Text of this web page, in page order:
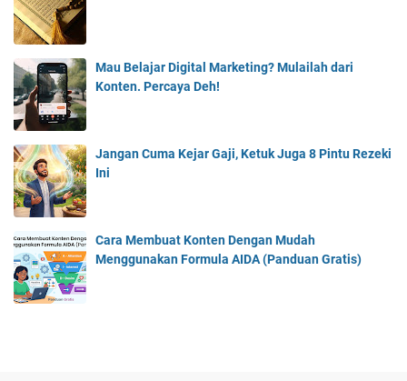
Mau Belajar Digital Marketing? Mulailah dari
Konten. Percaya Deh!
Jangan Cuma Kejar Gaji, Ketuk Juga 8 Pintu Rezeki
Ini
Cara Membuat Konten Dengan Mudah
Menggunakan Formula AIDA (Panduan Gratis)